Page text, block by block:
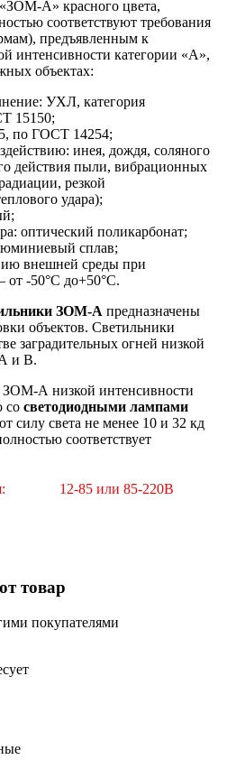
А» красного цвета,
соответствуют требования
предъявленным к
интенсивности категории «А»,
объектах:
УХЛ, категория
15150;
по ГОСТ 14254;
инея, дождя, соляного
действия пыли, вибрационных
резкой
удара);
оптический поликарбонат;
сплав;
внешней среды при
от -50°С до+50°С.
ЗОМ-А предназначены
объектов. Светильники
заградительных огней низкой
и B.
ЗОМ-А низкой интенсивности
со светодиодными лампами
силу света не менее 10 и 32 кд
соответствует
12-85 или 85-220В
товар
покупателями